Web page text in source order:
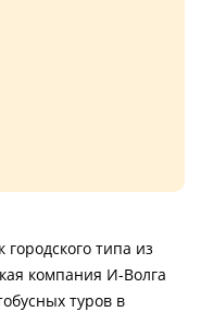
типа из
компания И-Волга
туров в